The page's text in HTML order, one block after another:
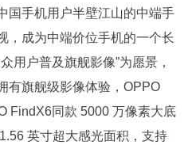
国手机用户半壁江山的中端手
，成为中端价位手机的一个长
用户普及旗舰影像”为愿景，
有旗舰级影像体验，OPPO
FindX6同款 5000 万像素大底
英寸超大感光面积，支持